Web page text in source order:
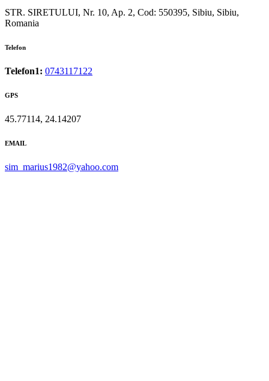
STR. SIRETULUI, Nr. 10, Ap. 2, Cod: 550395, Sibiu, Sibiu,
Romania
Telefon
Telefon1: 0743117122
GPS
45.77114, 24.14207
EMAIL
sim_marius1982@yahoo.com